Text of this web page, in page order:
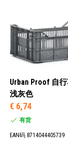
Urban Proof 自
浅灰色
€ 6,74
有货
EAN码 8714044405739